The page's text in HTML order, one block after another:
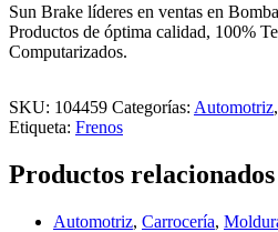
Sun Brake líderes en ventas en
Productos de óptima calidad, 100%
Computarizados.
SKU: 104459 Categorías: Automotriz,
Etiqueta: Frenos
Productos relacionados
Automotriz, Carrocería,